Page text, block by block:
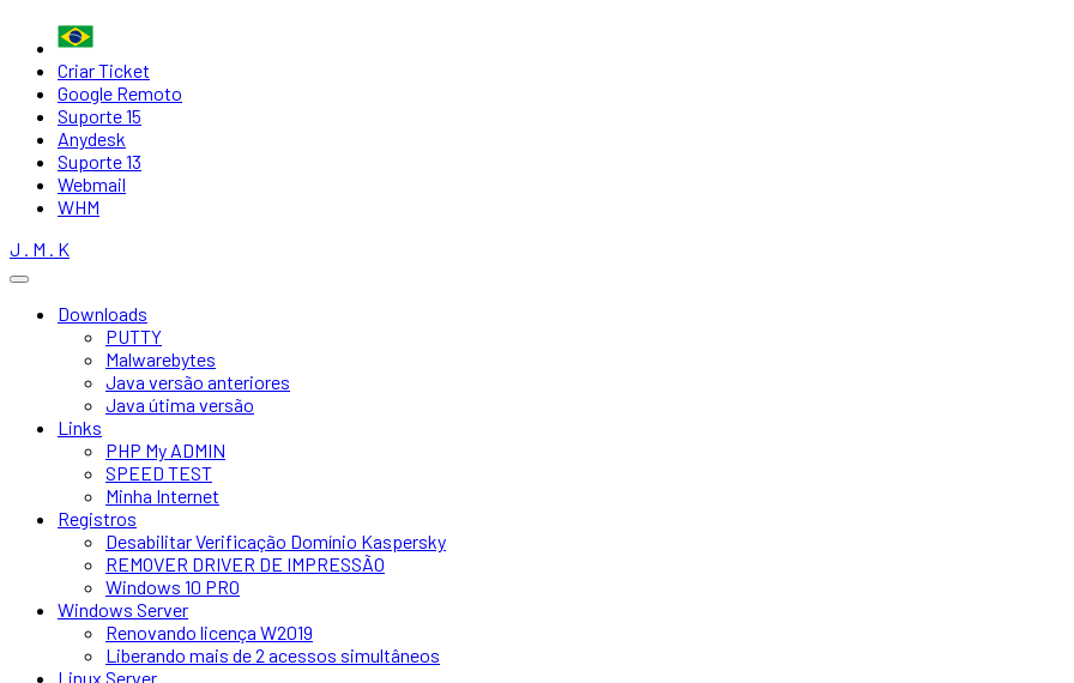
Criar Ticket
Google Remoto
Suporte 15
Anydesk
Suporte 13
Webmail
WHM
J . M . K
Downloads
PUTTY
Malwarebytes
Java versão anteriores
Java útima versão
Links
PHP My ADMIN
SPEED TEST
Minha Internet
Registros
Desabilitar Verificação Domínio Kaspersky
REMOVER DRIVER DE IMPRESSÃO
Windows 10 PRO
Windows Server
Renovando licença W2019
Liberando mais de 2 acessos simultâneos
Linux Server